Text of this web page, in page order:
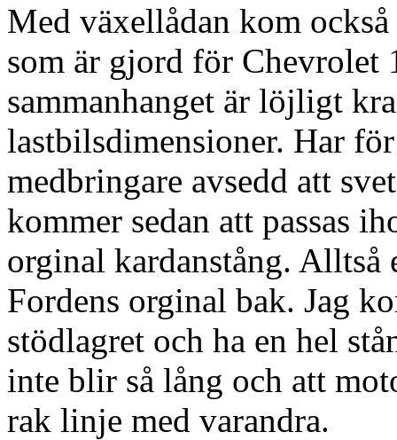
Med växellådan kom
som är gjord för
sammanhanget är löjligt
lastbilsdimensioner. Har
medbringare avsedd att
kommer sedan att passas
orginal kardanstång. Alltså
Fordens orginal bak. Jag
stödlagret och ha en hel
inte blir så lång och att
rak linje med varandra.